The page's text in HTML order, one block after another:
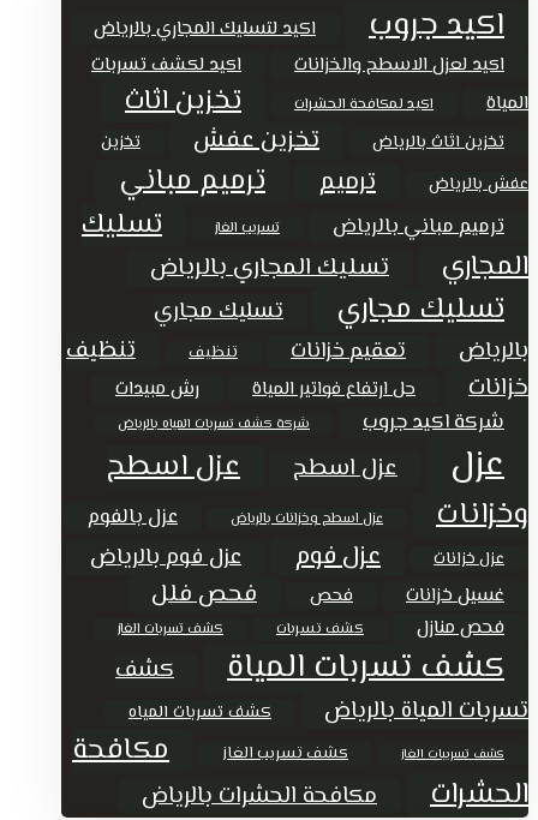
اكيد جروب اكيد لتسليك المجاري بالرياض
اكيد لعزل الاسطح والخزانات
اكيد لكشف تسربات
المياة
اكيد لمكافحة الحشرات تخزين اثاث
تخزين اثاث بالرياض تخزين عفش
تخزين
عفش بالرياض
ترميم ترميم مباني
ترميم مباني بالرياض تسريب الغاز
تسليك
المجاري
تسليك المجاري بالرياض
تسليك مجاري
تسليك مجاري
بالرياض
تعقيم خزانات تنظيف
تنظيف
خزانات
حل ارتفاع فواتير المياة رش مبيدات
شركة اكيد جروب شركة كشف تسربات المياه بالرياض
عزل عزل اسطح
عزل اسطح
وخزانات
عزل اسطح وخزانات بالرياض عزل بالفوم
عزل خزانات عزل فوم عزل فوم بالرياض
غسيل خزانات فحص فحص فلل
فحص منازل كشف تسربات كشف تسربات الغاز
كشف تسربات المياة
كشف
تسربات المياة بالرياض
كشف تسربات المياه
كشف تسريبات الغاز كشف تسريب الغاز
مكافحة
الحشرات
مكافحة الحشرات بالرياض